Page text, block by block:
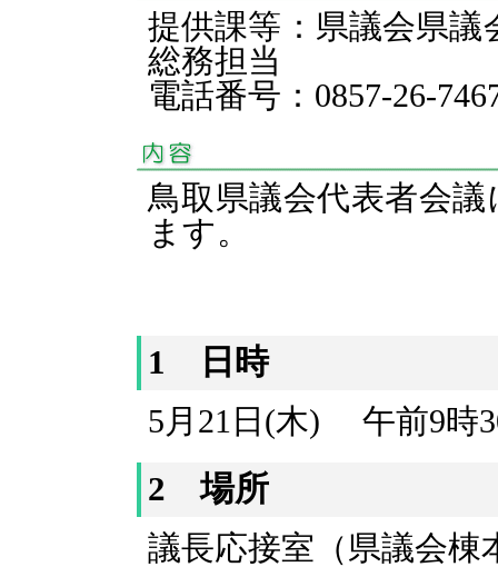
提供課等：県議会県
総務担当
電話番号：0857-26-
鳥取県議会代表者会
ます。
1 日時
5月21日(木) 午前9時
2 場所
議長応接室（県議会棟